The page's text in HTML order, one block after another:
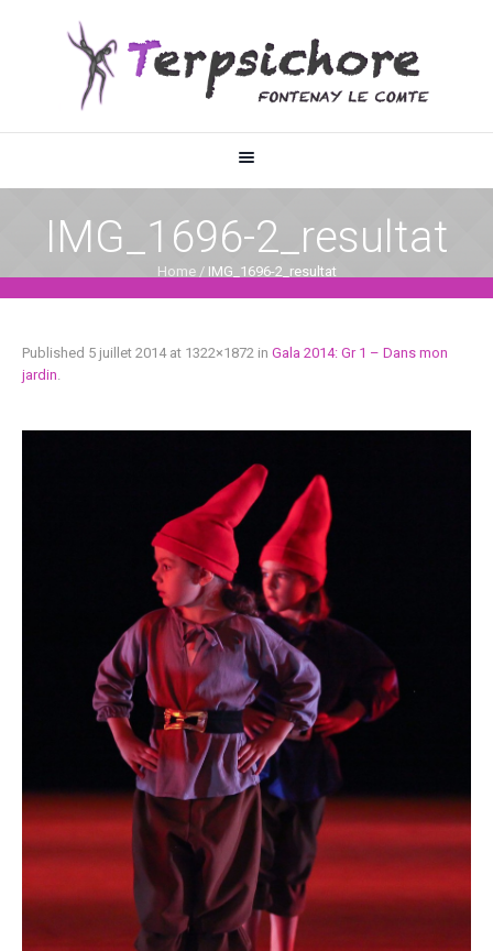
IMG_1696-2_resultat
Home / IMG_1696-2_resultat
Published 5 juillet 2014at 1322×1872 in Gala 2014: Gr 1 – Dans mon
jardin.